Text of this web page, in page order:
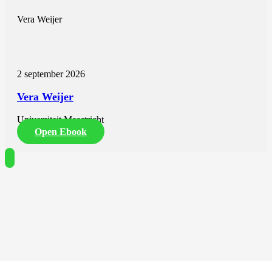
Vera Weijer
2 september 2026
Vera Weijer
Universiteit Maastricht
Open Ebook